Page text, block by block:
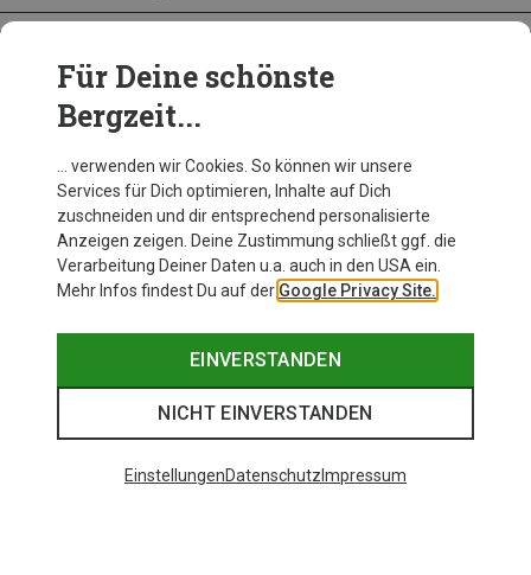
BEKLEIDUNG
Für Deine schönste
Bergzeit...
… verwenden wir Cookies. So können wir unsere
Services für Dich optimieren, Inhalte auf Dich
zuschneiden und dir entsprechend personalisierte
Anzeigen zeigen. Deine Zustimmung schließt ggf. die
Verarbeitung Deiner Daten u.a. auch in den USA ein.
Mehr Infos findest Du auf der Google Privacy Site.
EINVERSTANDEN
NICHT EINVERSTANDEN
EinstellungenDatenschutz Impressum